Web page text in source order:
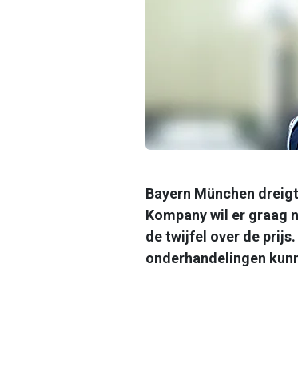
Bayern München
Kompany wil er graag
de twijfel over de
onderhandelingen